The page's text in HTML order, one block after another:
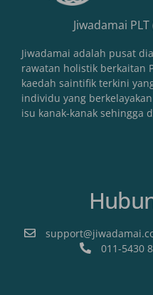
Jiwadamai
Jiwadamai adalah pusat
rawatan holistik berkaitan
kaedah saintifik terkini
individu yang
isu kanak-kanak sehingga
011-5430